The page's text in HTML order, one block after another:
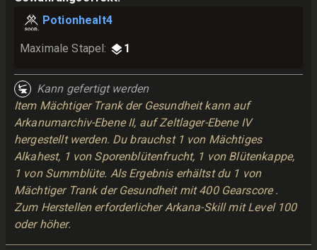
Potionhealt4
Maximale Stapel: 1
Kann gefertigt werden
Item Mächtiger Trank der Gesundheit kann auf
Arkanumarchiv-Ebene II, auf Zeltlager-Ebene IV
hergestellt werden. Du brauchst 1 von Mächtiges
Alkahest, 1 von Sporenblütenfrucht, 1 von Blütenkappe,
1 von Summblüte. Als Ergebnis erhältst du 1 von
Mächtiger Trank der Gesundheit mit 400 Gearscore .
Zum Herstellen erforderlicher Arkana-Skill mit Level 100
oder höher.